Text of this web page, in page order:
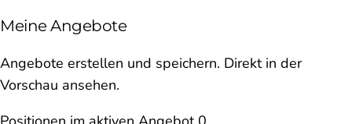
Meine Angebote
Angebote erstellen und speichern. Direkt in der
Vorschau ansehen.